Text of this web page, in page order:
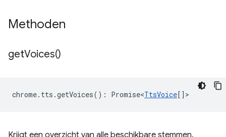
Methoden
getVoices()
chrome. tts .getVoices() : Promise<TtsVoice[] >
Krijgt een overzicht van alle beschikbare stemmen.